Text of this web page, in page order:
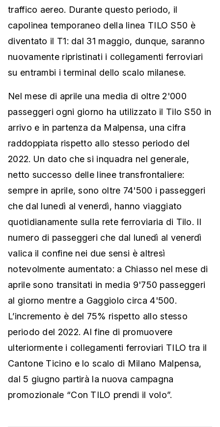
traffico aereo. Durante questo periodo, il
capolinea temporaneo della linea TILO S50 è
diventato il T1: dal 31 maggio, dunque, saranno
nuovamente ripristinati i collegamenti ferroviari
su entrambi i terminal dello scalo milanese.
Nel mese di aprile una media di oltre 2'000
passeggeri ogni giorno ha utilizzato il Tilo S50 in
arrivo e in partenza da Malpensa, una cifra
raddoppiata rispetto allo stesso periodo del
2022. Un dato che si inquadra nel generale,
netto successo delle linee transfrontaliere:
sempre in aprile, sono oltre 74'500 i passeggeri
che dal lunedì al venerdì, hanno viaggiato
quotidianamente sulla rete ferroviaria di Tilo. Il
numero di passeggeri che dal lunedì al venerdì
valica il confine nei due sensi è altresì
notevolmente aumentato: a Chiasso nel mese di
aprile sono transitati in media 9'750 passeggeri
al giorno mentre a Gaggiolo circa 4'500.
L’incremento è del 75% rispetto allo stesso
periodo del 2022. Al fine di promuovere
ulteriormente i collegamenti ferroviari TILO tra il
Cantone Ticino e lo scalo di Milano Malpensa,
dal 5 giugno partirà la nuova campagna
promozionale “Con TILO prendi il volo”.